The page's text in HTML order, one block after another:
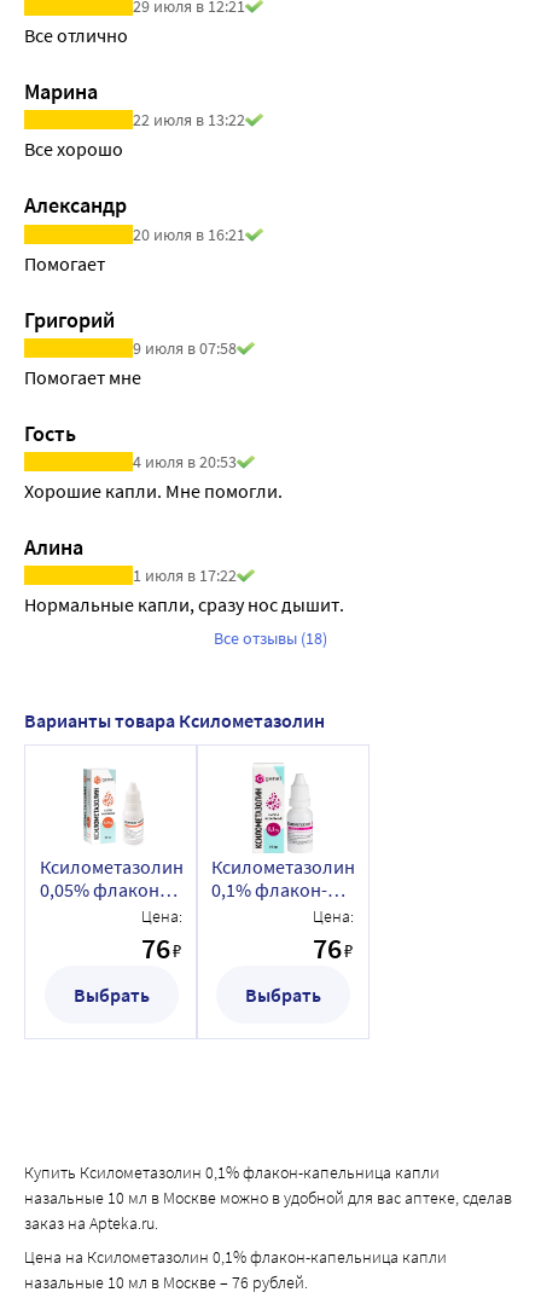
29 июля в 12:21
Все отлично
Марина
22 июля в 13:22
Все хорошо
Александр
20 июля в 16:21
Помогает
Григорий
9 июля в 07:58
Помогает мне
Гость
4 июля в 20:53
Хорошие капли. Мне помогли.
Алина
1 июля в 17:22
Нормальные капли, сразу нос дышит.
Все отзывы (18)
Варианты товара Ксилометазолин
Ксилометазолин
0,05% флакон-
назальные 10 мл
Цена:
76₽
Выбрать
Ксилометазолин
0,1% флакон-
назальные 10 мл
Цена:
76₽
Выбрать
Купить Ксилометазолин 0,1% флакон-капельница капли
назальные 10 мл в Москве можно в удобной для вас аптеке, сделав
заказ на Apteka.ru.
Цена на Ксилометазолин 0,1% флакон-капельница капли
назальные 10 мл в Москве – 76 рублей.